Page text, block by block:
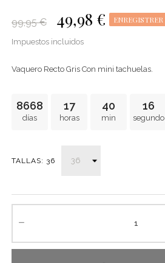
99,95 € 49,98 € ENREGISTRER
Impuestos incluidos
Vaquero Recto Gris Con mini tachuelas.
8668
días
17
horas
40
min
16
segundo
TALLAS: 36